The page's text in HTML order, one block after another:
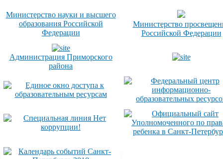
Министерство науки и высшего
образования Российской
Федерации
Министерство
Российской Федерации
Администрация Приморского
района